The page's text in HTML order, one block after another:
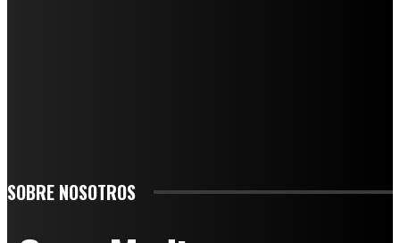
SOBRE NOSOTROS